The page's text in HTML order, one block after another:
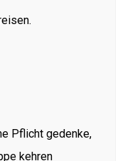
Pflicht gedenke,
kehren